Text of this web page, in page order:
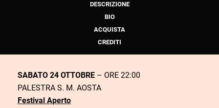
DESCRIZIONE
BIO
ACQUISTA
CREDITI
SABATO 24 OTTOBRE – ORE 22:00
PALESTRA S. M. AOSTA
Festival Aperto